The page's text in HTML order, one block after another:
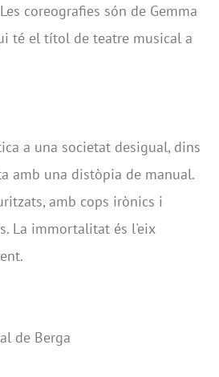
coreografies són de Gemma
té el títol de teatre musical a
a una societat desigual, dins
amb una distòpia de manual.
amb cops irònics i
La immortalitat és l'eix
de Berga